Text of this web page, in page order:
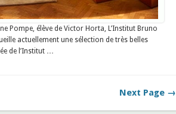
Pompe, élève de Victor Horta, L’Institut Bruno
actuellement une sélection de très belles
de l’Institut …
Next Page →